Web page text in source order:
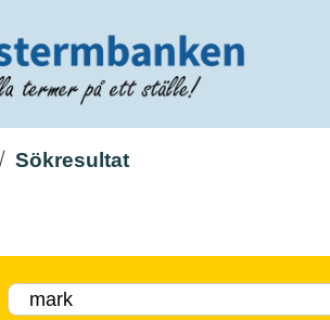
Sökresultat